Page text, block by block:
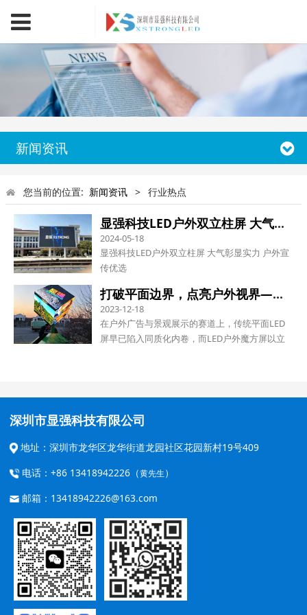
新闻资讯
您当前的位置: 新闻资讯 > 行业热点
显强科技LED户外双立柱屏 大气彰显实力 户外宣传优选 户外大屏宣传已成城市商业宣传主流，显强科技倾力打造LED户外双立柱屏，凭借稳重大气的造型、开阔清晰的视野、稳定可靠的品质，成为城市主干道、商圈广场、园区路口、文旅景区极具人气的户外传播媒介，凭借多重实用优势深受市场青睐。
2024-05-18
显强科技LED户外双立柱屏 大气彰显实力 户外宣
传优选
打破平面边界，点亮户外视界——LED户外魔方屏的硬核优势与致命吸引力
2023-12-18
在户外广告与景观展示的赛道上，传统平面LED
屏早已陷入同质化内卷，而LED户外魔方屏以立
深圳市显强科技有限公司
地址：深圳市龙华区龙华街道龙园社区花园新村19号409
电话：+86 13418942226（黄先生）
邮箱：13418942226@163.com